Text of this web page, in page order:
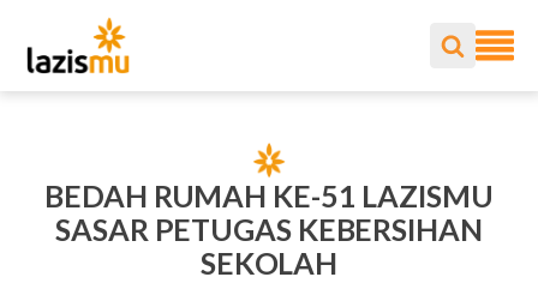
BEDAH RUMAH KE-51 LAZISMU
SASAR PETUGAS KEBERSIHAN
SEKOLAH